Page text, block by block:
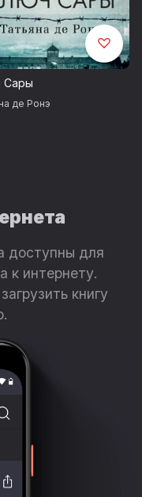
оформление,
Сары
де Ронэ
доступны для
к интернету.
книгу